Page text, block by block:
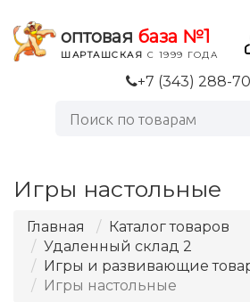
оптовая база №1
ШАРТАШСКАЯ С 1999 ГОДА
+7 (343) 288-
Игры настольные
Главная
Каталог товаров
Удаленный склад 2
Игры и развивающие
Игры настольные